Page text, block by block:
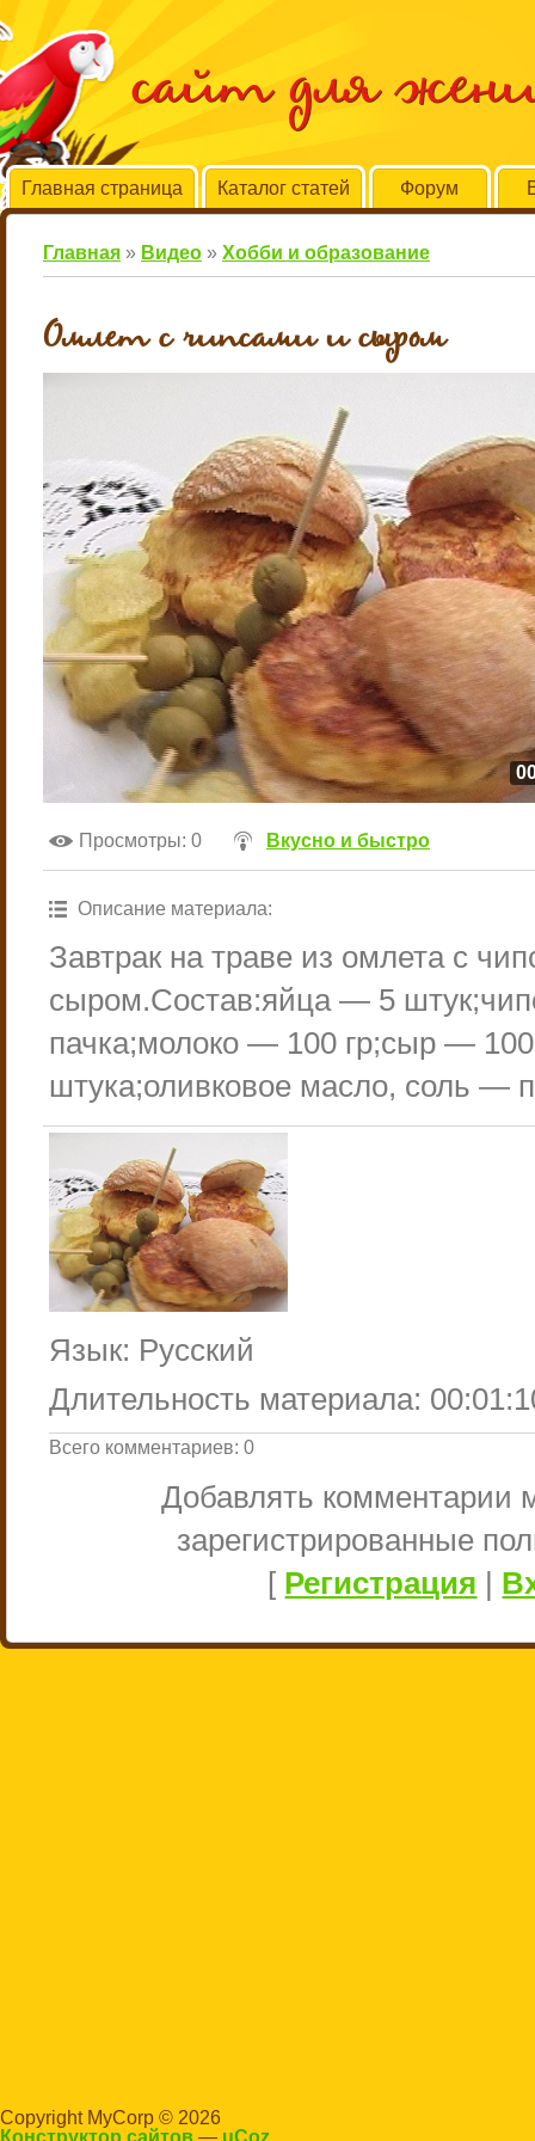
сайт для
Главная страница Каталог статей Форум
Главная » Видео » Хобби и образование
Омлет с чипсами и сыром
Просмотры: 0 Вкусно и быстро
Описание материала:
Завтрак на траве из омлета с
сыром.Состав:яйца — 5
пачка;молоко — 100 гр;сыр —
штука;оливковое масло, соль —
Язык: Русский
Длительность материала:
Всего комментариев: 0
Добавлять комментарии
зарегистрированные
[ Регистрация |
Copyright MyCorp © 2026
Конструктор сайтов — uCoz